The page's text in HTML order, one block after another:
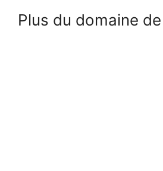
Plus du domaine